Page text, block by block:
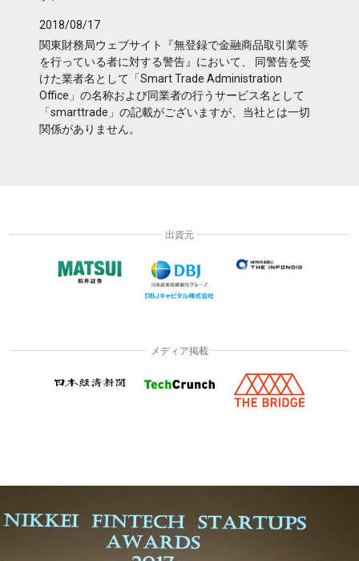
2018/08/17
関東財務局ウェブサイト『無登録で金融商品取引業等
を行っている者に対する警告』において、 同警告を受
けた業者名として「Smart Trade Administration
Office」の名称および同業者の行うサービス名として
「smarttrade」の記載がございますが、当社とは一切
関係がありません。
出資元
メディア掲載